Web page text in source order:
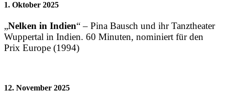
1. Oktober 2025
„Nelken in Indien“ – Pina Bausch und ihr Tanztheater
Wuppertal in Indien. 60 Minuten, nominiert für den
Prix Europe (1994)
12. November 2025